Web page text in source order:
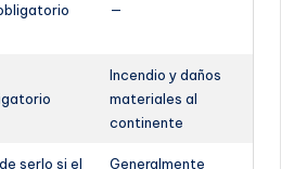
—
Incendio y daños
materiales al
continente
serlo si el Generalmente